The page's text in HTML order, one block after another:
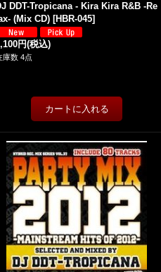
DDT-Tropicana - Kira Kira R&B -Re
(Mix CD) [HBR-045]
円(税込)
庫数 4点